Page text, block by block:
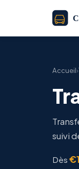
Accueil›
suivi
Dès